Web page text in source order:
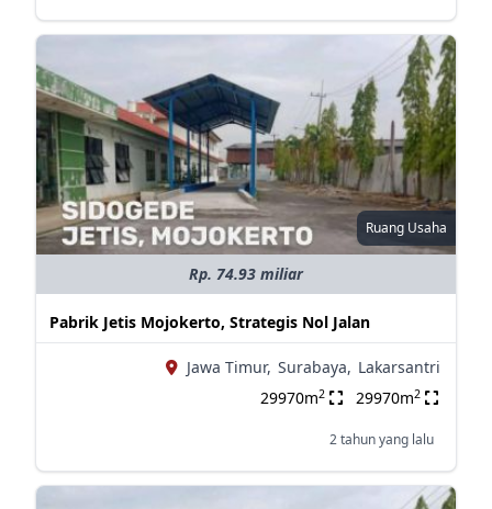
Ruang Usaha
Rp. 74.93 miliar
Pabrik Jetis Mojokerto, Strategis Nol Jalan
Jawa Timur, Surabaya, Lakarsantri
29970m2 29970m2
2 tahun yang lalu